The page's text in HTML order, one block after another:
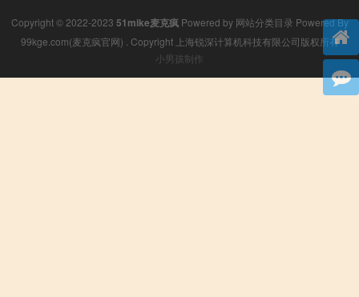
Copyright © 2022-2023 51mike麦克疯Powered by 网站分类目录 Powered By
99kge.com(麦克疯官网) . Copyright 上海锐深计算机科技有限公司版权所有
小男孩制作